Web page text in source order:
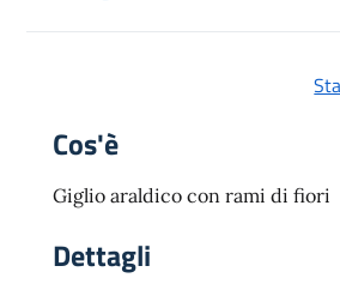
Cos'è
Giglio araldico con rami di fiori
Dettagli